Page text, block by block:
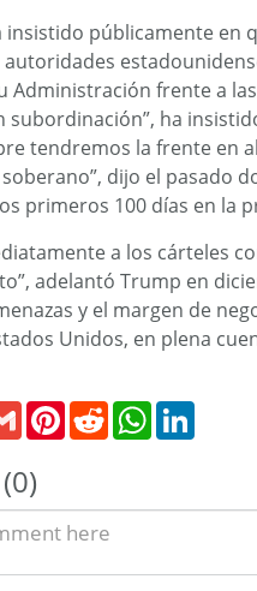
insistido públicamente en
Administración frente a
subordinación”, ha
tendremos la frente en
dijo el pasado
primeros 100 días en la
a los cárteles
adelantó Trump en
y el margen de
Unidos, en plena
Gmail PinterestRedditWhatsApp